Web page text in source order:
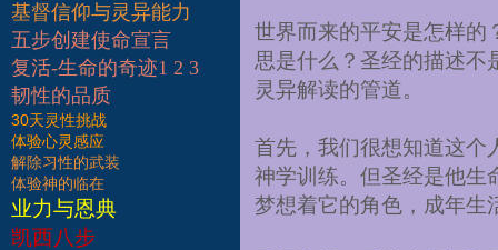
基督信仰与灵异能力
五步创建使命宣言
复活-生命的奇迹1 2 3
韧性的品质
30天灵性挑战
体验心灵感应
解除习性的武装
体验神的临在
业力与恩典
凯西八步
世界而来的平安是怎样的
思是什么？圣经的描述不
灵异解读的管道。
首先，我们很想知道这个
神学训练。但圣经是他生
梦想着它的角色，成年生